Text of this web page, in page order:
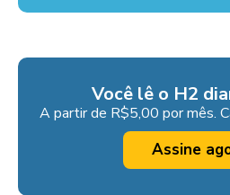
Você lê o H2
A partir de R$5,00 por mês.
Assine